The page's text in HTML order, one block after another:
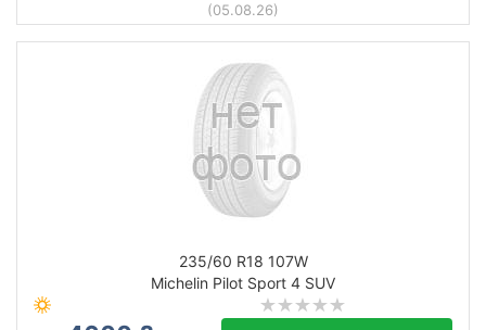
(05.08.26)
235/60 R18 107W
Michelin Pilot Sport 4 SUV